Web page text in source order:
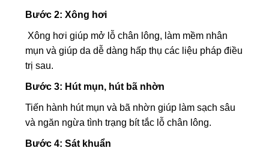
Bước 2: Xông hơi
Xông hơi giúp mở lỗ chân lông, làm mềm nhân
mụn và giúp da dễ dàng hấp thụ các liệu pháp điều
trị sau.
Bước 3: Hút mụn, hút bã nhờn
Tiến hành hút mụn và bã nhờn giúp làm sạch sâu
và ngăn ngừa tình trạng bít tắc lỗ chân lông.
Bước 4: Sát khuẩn